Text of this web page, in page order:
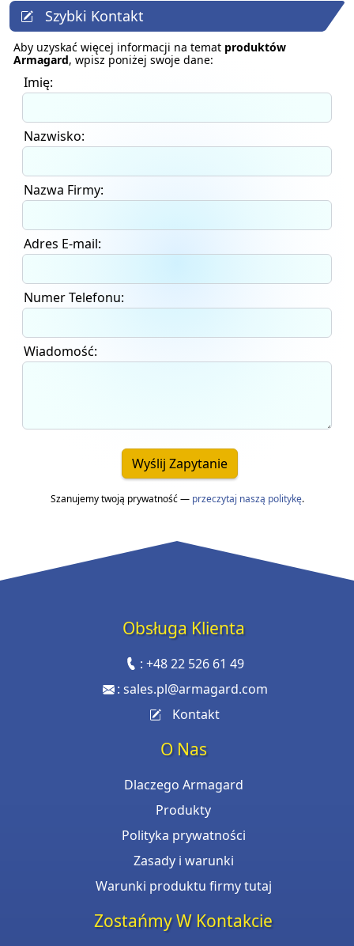
Szybki Kontakt
Aby uzyskać więcej informacji na temat produktów
Armagard, wpisz poniżej swoje dane:
Imię:
Nazwisko:
Nazwa Firmy:
Adres E-mail:
Numer Telefonu:
Wiadomość:
Wyślij Zapytanie
Szanujemy twoją prywatność — przeczytaj naszą politykę.
Obsługa Klienta
:+48 22 526 61 49
: sales.pl@armagard.com
Kontakt
O Nas
Dlaczego Armagard
Produkty
Polityka prywatności
Zasady i warunki
Warunki produktu firmy tutaj
Zostańmy W Kontakcie